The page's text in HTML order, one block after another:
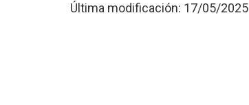
Última modificación: 17/05/2025